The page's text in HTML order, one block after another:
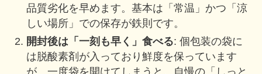
品質劣化を早めます。基本は「常温」かつ「涼
しい場所」での保存が鉄則です。
開封後は「一刻も早く」食べる: 個包装の袋に
は脱酸素剤が入っており鮮度を保っています
が、一度袋を開けてしまうと、自慢の「しっと